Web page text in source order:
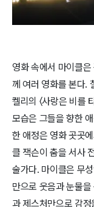
영화 속에서 마이클
께 여러 영화를 본다.
켈리의 〈사랑은 비를
모습은 그들을 향한
한 애정은 영화 곳곳
클 잭슨이 춤을 서사
술가다. 마이클은 무
만으로 웃음과 눈물
과 제스처만으로 감정